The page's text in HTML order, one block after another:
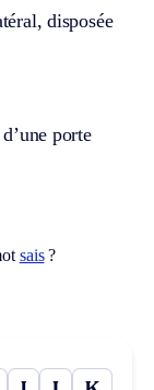
disposée
porte
sais?